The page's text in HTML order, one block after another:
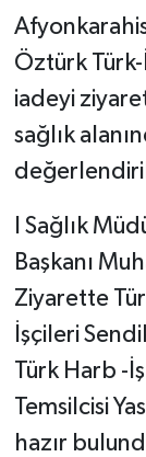
Öztürk Türk-
iadeyi
sağlık
l Sağlık
Başkanı
Ziyarette
İşçileri
Türk Harb -
Temsilcisi
hazır